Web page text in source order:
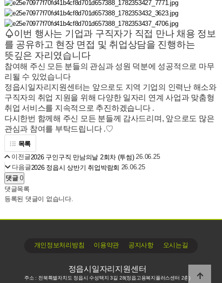
♤이번 행사는 기업과 구직자가 직접 만나 채용 정보
를 공유하고 현장 면접 및 취업상담을 진행하는
뜻깊은 자리였습니다
참여해 주신 모든 분들의 관심과 성원 덕분에 성공적으로 마무
리될 수 있었습니다
정읍시일자리지원센터는 앞으로도 지역 기업의 인력난 해소와
구직자의 취업 지원을 위해 다양한 일자리 연계 사업과 맞춤형
취업 서비스를 지속적으로 추진하겠습니다 .
다시한번 함께해 주신 모든 분들께 감사드리며, 앞으로도 많은
관심과 참여를 부탁드립니다 .♡
목록
이전글2026 구인구직 만남의날 2회차 (투썸) 26.06.25
다음글2026 정읍시 상반기 취업박람회 26.06.25
댓글0
댓글목록
등록된 댓글이 없습니다.
개인정보처리방침 이용약관 공지사항∙ 오시는길
정읍시일자리지원센터
주소 : 전북특별자치도 정읍시 수성택지 3길 28(정읍고용복지플러스센터 2층)